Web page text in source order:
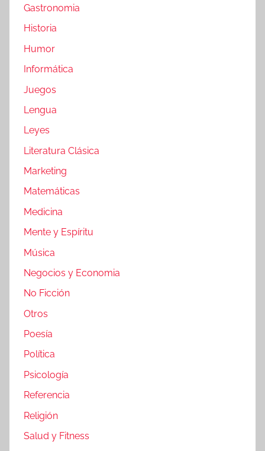
Gastronomia
Historia
Humor
Informática
Juegos
Lengua
Leyes
Literatura Clásica
Marketing
Matemáticas
Medicina
Mente y Espíritu
Música
Negocios y Economia
No Ficción
Otros
Poesía
Política
Psicología
Referencia
Religión
Salud y Fitness